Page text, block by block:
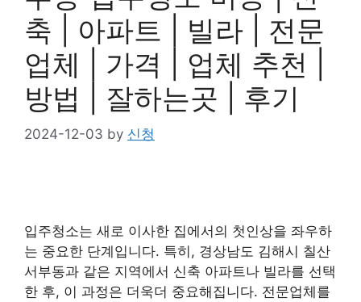
축 | 아파트 | 빌라 | 전문
업체 | 가격 | 업체 추천 |
방법 | 잘하는곳 | 후기
2024-12-03 by 신청
입주청소는 새로 이사한 집에서의 첫인상을 좌우하
는 중요한 단계입니다. 특히, 경상남도 김해시 칠산
서부동과 같은 지역에서 신축 아파트나 빌라를 선택
한 후, 이 과정은 더욱더 중요해집니다. 전문업체를